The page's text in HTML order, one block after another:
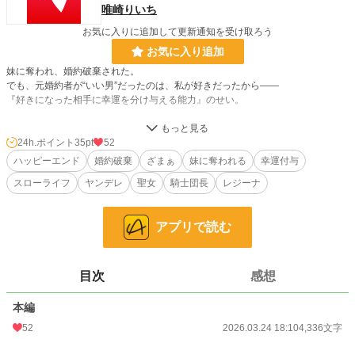
唯崎りいち
お気に入りに追加して更新通知を受け取ろう
お気に入り追加
妹に奪われ、婚約破棄された。
でも、元婚約者が“いい男”だったのは、私が好きだったから――
『好きになった相手に幸運を分け与える能力』のせい。
私は山奥で、ジャガイモを育てながら静かに暮らすことにした。
私を失った元婚約者は、急速に転落していく。
それでも、まだ足りないから、もう少しだけ幸運をあげる。
「どうか、お幸せに（笑）」
――以前の物語では語り尽くせなかった、執着の真実と『騎士様』の登場。
小説
恋愛
24h.ポイント 35pt
52
ハッピーエンド
婚約破棄 ざまぁ 妹に奪われる
幸運付与
スローライフ
ヤンデレ 聖女 騎士団長 レジーナ
アプリで読む
目次 感想
本編
52 2026.03.24 18:104,336文字